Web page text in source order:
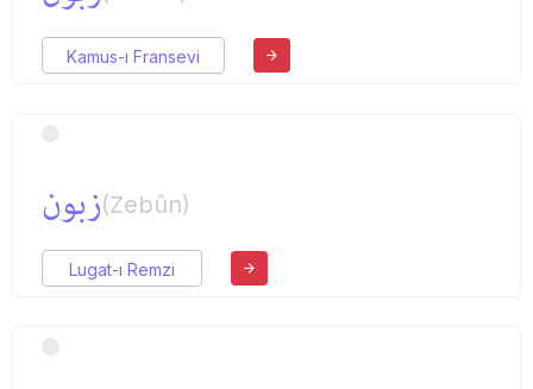
Kamus-ı Fransevi
زبون(Zebûn)
Lugat-ı Remzi